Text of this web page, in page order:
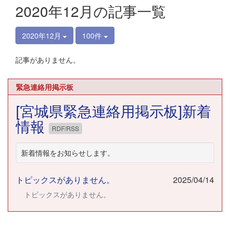
2020年12月の記事一覧
2020年12月 100件
記事がありません。
緊急連絡用掲示板
[宮城県緊急連絡用掲示板]新着
情報 RDF/RSS
新着情報をお知らせします。
トピックスがありません。 2025/04/14
トピックスがありません。